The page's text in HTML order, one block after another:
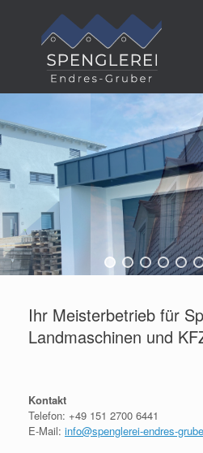
Ihr Meisterbetrieb für
Landmaschinen und
Kontakt
Telefon: +49 151 2700 6441
E-Mail: info@spenglerei-endres-